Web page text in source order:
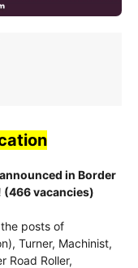
in Border
(466 vacancies)
posts of
Turner, Machinist,
Road Roller,